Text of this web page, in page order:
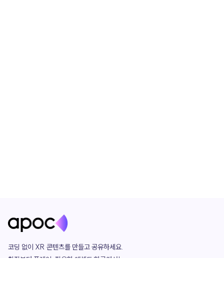
코딩 없이 XR 콘텐츠를 만들고 공유하세요.
창작부터 플레이, 필요한 애셋도 한곳에서!